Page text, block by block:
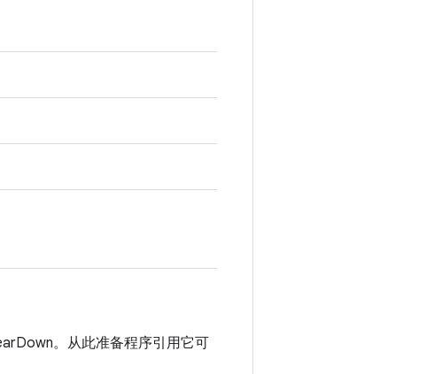
。从此准备程序引用它可